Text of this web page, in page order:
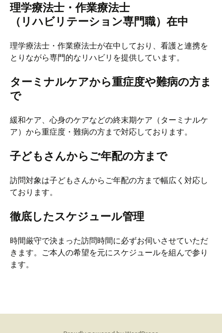
理学療法士・作業療法士
（リハビリテーション専門職）在中
理学療法士・作業療法士が在中しており、看護と連携を
とりながら専門的なリハビリを提供しています。
ターミナルケアから重症度や難病の方ま
で
緩和ケア、心身のケアなどの終末期ケア（ターミナルケ
ア）から重症度・難病の方まで対応しております。
子どもさんからご年配の方まで
訪問対象は子どもさんからご年配の方まで幅広く対応し
ております。
徹底したスケジュール管理
時間厳守で決まった訪問時間に必ずお伺いさせていただ
きます。ご本人の希望を元にスケジュールを組んで参り
ます。